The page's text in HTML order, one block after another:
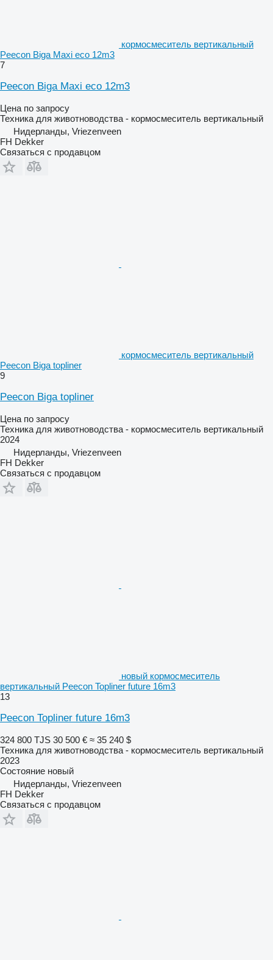
кормосмеситель вертикальный
Peecon Biga Maxi eco 12m3
7
Peecon Biga Maxi eco 12m3
Цена по запросу
Техника для животноводства - кормосмеситель вертикальный
Нидерланды, Vriezenveen
FH Dekker
Связаться с продавцом
кормосмеситель вертикальный
Peecon Biga topliner
9
Peecon Biga topliner
Цена по запросу
Техника для животноводства - кормосмеситель вертикальный
2024
Нидерланды, Vriezenveen
FH Dekker
Связаться с продавцом
новый кормосмеситель
вертикальный Peecon Topliner future 16m3
13
Peecon Topliner future 16m3
324 800 TJS 30 500 € ≈ 35 240 $
Техника для животноводства - кормосмеситель вертикальный
2023
Состояние новый
Нидерланды, Vriezenveen
FH Dekker
Связаться с продавцом